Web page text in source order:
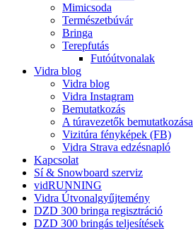
Mimicsoda
Természetbúvár
Bringa
Terepfutás
Futóútvonalak
Vidra blog
Vidra blog
Vidra Instagram
Bemutatkozás
A túravezetők bemutatkozása
Vizitúra fényképek (FB)
Vidra Strava edzésnapló
Kapcsolat
Sí & Snowboard szerviz
vidRUNNING
Vidra Útvonalgyűjtemény
DZD 300 bringa regisztráció
DZD 300 bringás teljesítések